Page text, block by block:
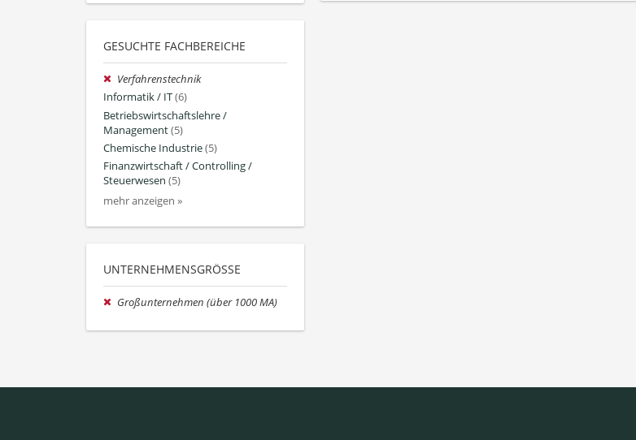
GESUCHTE FACHBEREICHE
Verfahrenstechnik
Informatik / IT(6)
Betriebswirtschaftslehre /
Management(5)
Chemische Industrie(5)
Finanzwirtschaft / Controlling /
Steuerwesen (5)
mehr anzeigen »
UNTERNEHMENSGRÖSSE
Großunternehmen (über 1000 MA)